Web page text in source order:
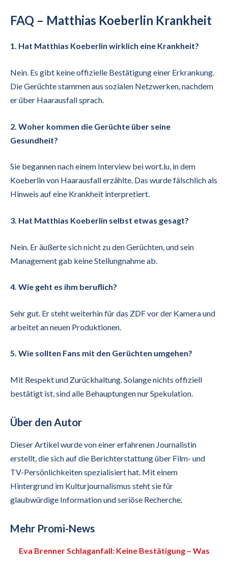
FAQ – Matthias Koeberlin Krankheit
1. Hat Matthias Koeberlin wirklich eine Krankheit?
Nein. Es gibt keine offizielle Bestätigung einer Erkrankung.
Die Gerüchte stammen aus sozialen Netzwerken, nachdem
er über Haarausfall sprach.
2. Woher kommen die Gerüchte über seine
Gesundheit?
Sie begannen nach einem Interview bei wort.lu, in dem
Koeberlin von Haarausfall erzählte. Das wurde fälschlich als
Hinweis auf eine Krankheit interpretiert.
3. Hat Matthias Koeberlin selbst etwas gesagt?
Nein. Er äußerte sich nicht zu den Gerüchten, und sein
Management gab keine Stellungnahme ab.
4. Wie geht es ihm beruflich?
Sehr gut. Er steht weiterhin für das ZDF vor der Kamera und
arbeitet an neuen Produktionen.
5. Wie sollten Fans mit den Gerüchten umgehen?
Mit Respekt und Zurückhaltung. Solange nichts offiziell
bestätigt ist, sind alle Behauptungen nur Spekulation.
Über den Autor
Dieser Artikel wurde von einer erfahrenen Journalistin
erstellt, die sich auf die Berichterstattung über Film- und
TV-Persönlichkeiten spezialisiert hat. Mit einem
Hintergrund im Kulturjournalismus steht sie für
glaubwürdige Information und seriöse Recherche.
Mehr Promi-News
Eva Brenner Schlaganfall: Keine Bestätigung – Was